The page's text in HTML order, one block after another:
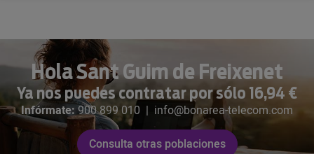
Hola Sant Guim de Freixenet
Ya nos puedes contratar por sólo 16,94 €
Infórmate:900 899 010 | info@bonarea-telecom.com
Consulta otras poblaciones